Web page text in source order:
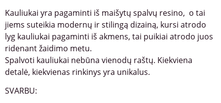
Kauliukai yra pagaminti iš maišytų spalvų resino, o tai
jiems suteikia modernų ir stilingą dizainą, kursi atrodo
lyg kauliukai pagaminti iš akmens, tai puikiai atrodo juos
ridenant žaidimo metu.
Spalvoti kauliukai nebūna vienodų raštų. Kiekviena
detalė, kiekvienas rinkinys yra unikalus.
SVARBU: